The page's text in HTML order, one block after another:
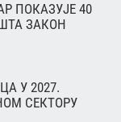
ПОКАЗУЈЕ 40
ЗАКОН
У 2027.
СЕКТОРУ